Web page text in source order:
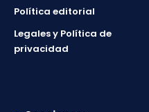
Política editorial
Legales y Política de
privacidad